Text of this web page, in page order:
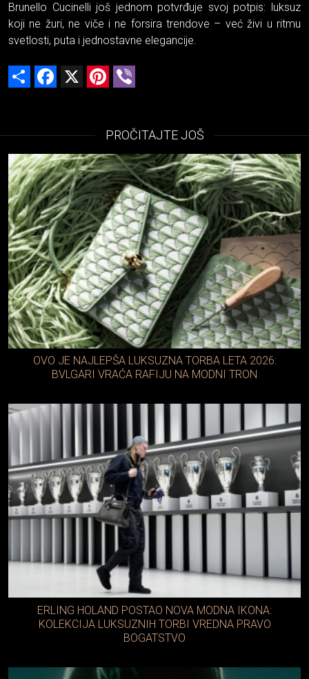
Brunello Cucinelli još jednom potvrđuje svoj potpis: luksuz
koji ne žuri, ne viče i ne forsira trendove – već živi u ritmu
svetlosti, puta i jednostavne elegancije.
Share Facebook Pinterest
PROČITAJTE JOŠ
OVO JE NAJLEPŠA LUKSUZNA TORBA LETA 2026:
BVLGARI VRAĆA RAFIJU NA MODNI TRON
ERLING HOLAND POSTAO NOVA MODNA IKONA:
KOLEKCIJA LUKSUZNIH TORBI VREDNA PRAVO
BOGATSTVO